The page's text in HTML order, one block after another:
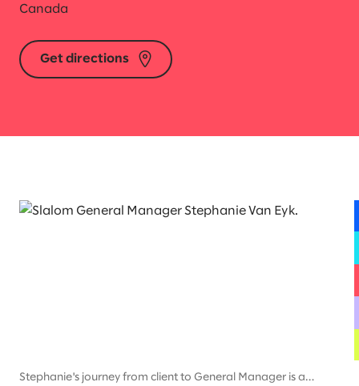
Canada
Get directions
Stephanie's journey from client to General Manager is a